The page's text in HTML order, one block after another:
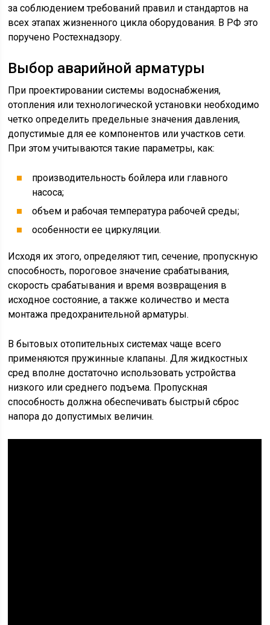
за соблюдением требований правил и стандартов на
всех этапах жизненного цикла оборудования. В РФ это
поручено Ростехнадзору.
Выбор аварийной арматуры
При проектировании системы водоснабжения,
отопления или технологической установки необходимо
четко определить предельные значения давления,
допустимые для ее компонентов или участков сети.
При этом учитываются такие параметры, как:
производительность бойлера или главного
насоса;
объем и рабочая температура рабочей среды;
особенности ее циркуляции.
Исходя их этого, определяют тип, сечение, пропускную
способность, пороговое значение срабатывания,
скорость срабатывания и время возвращения в
исходное состояние, а также количество и места
монтажа предохранительной арматуры.
В бытовых отопительных системах чаще всего
применяются пружинные клапаны. Для жидкостных
сред вполне достаточно использовать устройства
низкого или среднего подъема. Пропускная
способность должна обеспечивать быстрый сброс
напора до допустимых величин.